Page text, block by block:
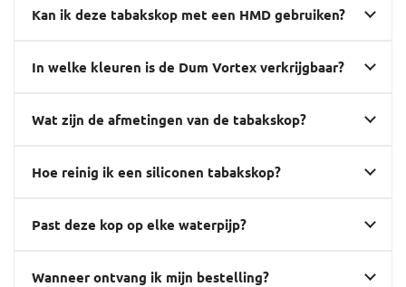
Kan ik deze tabakskop met een HMD gebruiken?
In welke kleuren is de Dum Vortex verkrijgbaar?
Wat zijn de afmetingen van de tabakskop?
Hoe reinig ik een siliconen tabakskop?
Past deze kop op elke waterpijp?
Wanneer ontvang ik mijn bestelling?